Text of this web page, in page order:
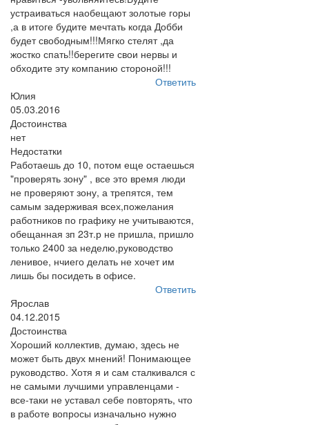
устраиваться наобещают золотые горы
,а в итоге будите мечтать когда Добби
будет свободным!!!Мягко стелят ,да
жостко спать!!берегите свои нервы и
обходите эту компанию стороной!!!
Ответить
Юлия
05.03.2016
Достоинства
нет
Недостатки
Работаешь до 10, потом еще остаешься
"проверять зону" , все это время люди
не проверяют зону, а трепятся, тем
самым задерживая всех,пожелания
работников по графику не учитываются,
обещанная зп 23т.р не пришла, пришло
только 2400 за неделю,руководство
ленивое, нчиего делать не хочет им
лишь бы посидеть в офисе.
Ответить
Ярослав
04.12.2015
Достоинства
Хороший коллектив, думаю, здесь не
может быть двух мнений! Понимающее
руководство. Хотя я и сам сталкивался с
не самыми лучшими управленцами -
все-таки не уставал себе повторять, что
в работе вопросы изначально нужно